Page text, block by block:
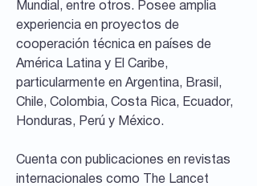
Mundial, entre otros. Posee amplia
experiencia en proyectos de
cooperación técnica en países de
América Latina y El Caribe,
particularmente en Argentina, Brasil,
Chile, Colombia, Costa Rica, Ecuador,
Honduras, Perú y México.
Cuenta con publicaciones en revistas
internacionales como The Lancet